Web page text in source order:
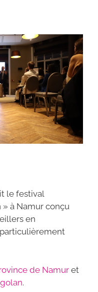
le festival
à Namur conçu
en
de Namur et
.